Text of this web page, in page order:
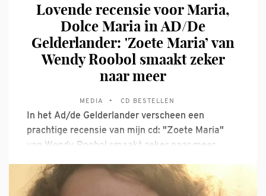
Lovende recensie voor Maria,
Dolce Maria in AD/De
Gelderlander: 'Zoete Maria’ van
Wendy Roobol smaakt zeker
naar meer
MEDIA CD BESTELLEN
In het Ad/de Gelderlander verscheen een
prachtige recensie van mijn cd: "Zoete Maria"
van Wendy Roobol smaakt zeker naar meer
een stortvloed aan zangrepertoire opgeleverd.
Vanaf het gregoriaans uit de middeleeuwen tot